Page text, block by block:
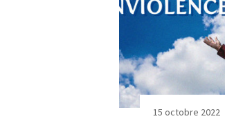
15 octobre 2022